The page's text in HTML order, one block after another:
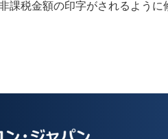
課税金額の印字がされるように